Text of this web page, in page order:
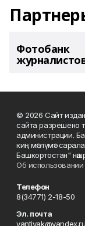
Фотобанк
© 2026 Сайт
сайта разрешено
администрации.
киң мәғлүмәт
Башкортостан"
Об
Телефон
8(34771) 2-18-50
Эл. почта
yantiyak@yandex.ru